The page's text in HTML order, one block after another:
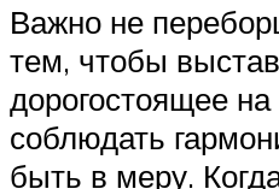
Важно не
тем, чтобы
дорогостоящее
соблюдать
быть в меру.